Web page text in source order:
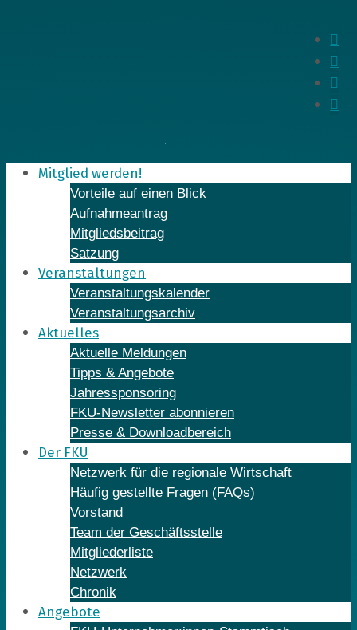
Mitglied werden!
Vorteile auf einen Blick
Aufnahmeantrag
Mitgliedsbeitrag
Satzung
Veranstaltungen
Veranstaltungskalender
Veranstaltungsarchiv
Aktuelles
Aktuelle Meldungen
Tipps & Angebote
Jahressponsoring
FKU-Newsletter abonnieren
Presse & Downloadbereich
Der FKU
Netzwerk für die regionale Wirtschaft
Häufig gestellte Fragen (FAQs)
Vorstand
Team der Geschäftsstelle
Mitgliederliste
Netzwerk
Chronik
Angebote